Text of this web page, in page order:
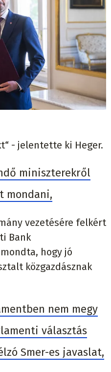
- jelentette ki Heger.
miniszterekről
mondani,
vezetésére felkért
Bank
hogy jó
közgazdásznak
nem megy
választás
Smer-es javaslat,